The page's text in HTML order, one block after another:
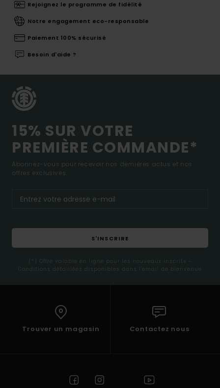
Rejoignez le programme de fidélité
Notre engagement eco-responsable
Paiement 100% sécurisé
Besoin d'aide ?
15% SUR VOTRE
PREMIÈRE COMMANDE*
Abonnez-vous pour recevoir nos dernières actus et nos
offres exclusives.
S'INSCRIRE
(*) Offre valable en ligne pour les nouveaux inscrits -
Conditions détaillées disponibles dans l'email de bienvenue
Trouver un magasin Contactez nous